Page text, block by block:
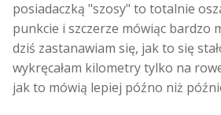
posiadaczką "szosy" to totalnie
punkcie i szczerze mówiąc bardzo
dziś zastanawiam się, jak to się
wykręcałam kilometry tylko na
jak to mówią lepiej późno niż